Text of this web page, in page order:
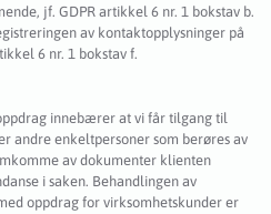
jf. GDPR artikkel 6 nr. 1 bokstav b.
av kontaktopplysninger på
6 nr. 1 bokstav f.
innebærer at vi får tilgang til
andre enkeltpersoner som berøres av
av dokumenter klienten
i saken. Behandlingen av
oppdrag for virksomhetskunder er